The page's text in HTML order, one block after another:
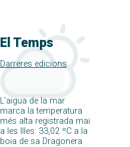
El Temps
Darreres edicions
L’aigua de la mar
marca la temperatura
més alta registrada mai
a les Illes: 33,02 ºC a la
boia de sa Dragonera